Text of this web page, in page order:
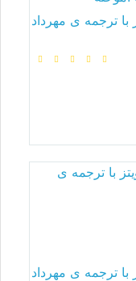
ترجمه ی مهرداد
ترجمه ی مهرداد